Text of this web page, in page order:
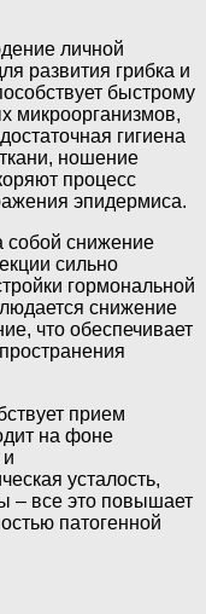
личной
развития грибка и
быстрому
микроорганизмов,
гигиена
ношение
процесс
эпидермиса.
собой снижение
сильно
гормональной
снижение
что обеспечивает
прием
на фоне
усталость,
– все это повышает
патогенной